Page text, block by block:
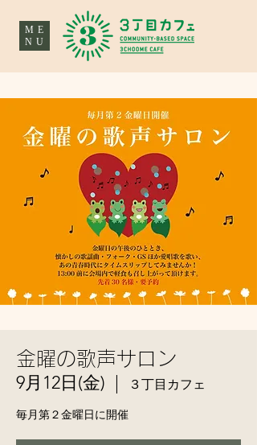
ME
NU
金曜の歌声サロン
9月12日(金) ３丁目カフェ
毎月第２金曜日に開催